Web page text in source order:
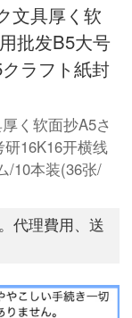
文具厚く软
批发B5大号
ラフト紙封
く软面抄A5さ
16K16开横线
/10本装(36张/
代理費用、送